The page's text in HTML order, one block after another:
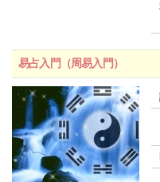
易占入門（周易入門）